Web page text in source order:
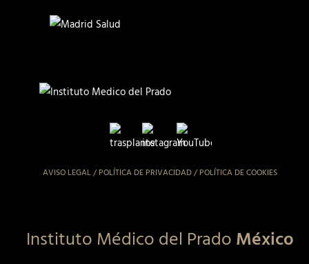
AVISO LEGAL/ POLÍTICA DE PRIVACIDAD/ POLÍTICA DE COOKIES
Instituto Médico del PradoMéxico